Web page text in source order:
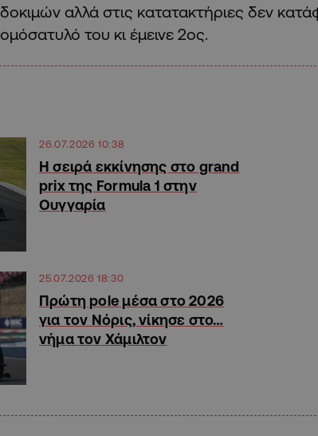
δοκιμών αλλά στις κατατακτήριες δεν
ομόσατυλό του κι έμεινε 2ος.
26.07.2026 10:38
Η σειρά εκκίνησης στο grand
prix της Formula 1 στην
Ουγγαρία
25.07.2026 18:30
Πρώτη pole μέσα στο 2026
για τον Νόρις, νίκησε στο…
νήμα τον Χάμιλτον